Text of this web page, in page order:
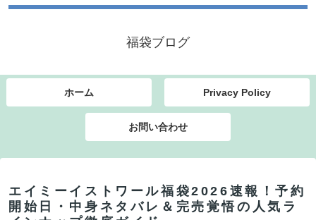
福袋ブログ
ホーム Privacy Policy
お問い合わせ
エイミーイストワール福袋2026速報！予約
開始日・中身ネタバレ＆完売覚悟の人気ラ